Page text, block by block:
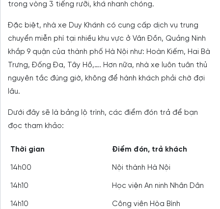
trong vòng 3 tiếng rưỡi, khá nhanh chóng.
Đặc biệt, nhà xe Duy Khánh có cung cấp dịch vụ trung
chuyển miễn phí tại nhiều khu vực ở Vân Đồn, Quảng Ninh
khắp 9 quận của thành phố Hà Nội như: Hoàn Kiếm, Hai Bà
Trưng, Đống Đa, Tây Hồ,…. Hơn nữa, nhà xe luôn tuân thủ
nguyên tắc đúng giờ, không để hành khách phải chờ đợi
lâu.
Dưới đây sẽ là bảng lộ trình, các điểm đón trả để bạn
đọc tham khảo:
Thời gian Điểm đón, trả khách
14h00 Nội thành Hà Nội
14h10 Học viện An ninh Nhân Dân
14h10 Công viên Hòa Bình